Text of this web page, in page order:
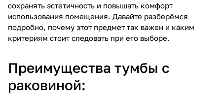
сохранять эстетичность и повышать комфорт
использования помещения. Давайте разберёмся
подробно, почему этот предмет так важен и каким
критериям стоит следовать при его выборе.
Преимущества тумбы с
раковиной: